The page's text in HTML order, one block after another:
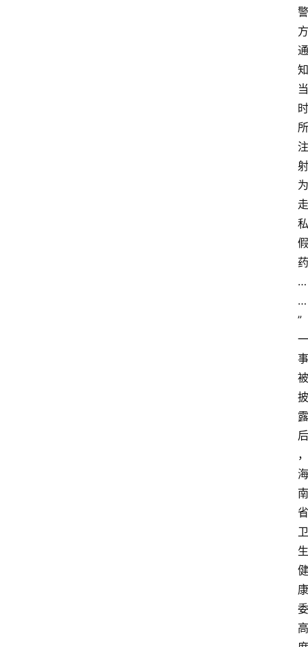
警
方
通
知
当
时
所
注
射
为
走
私
假
药
…
…
”
一
事
被
披
露
后
，
海
南
省
卫
生
健
康
委
高